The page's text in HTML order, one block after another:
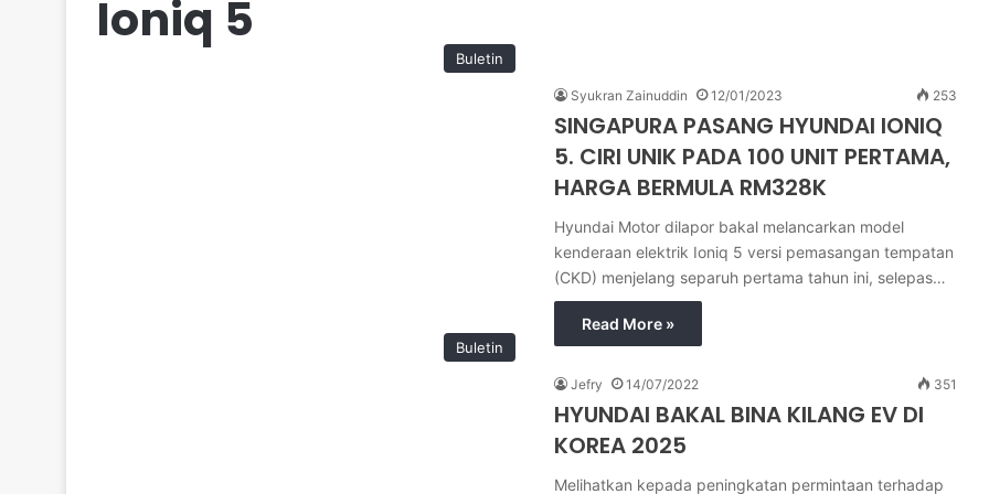
Ioniq 5
Buletin
Syukran Zainuddin 12/01/2023 253
SINGAPURA PASANG HYUNDAI IONIQ
5. CIRI UNIK PADA 100 UNIT PERTAMA,
HARGA BERMULA RM328K
Hyundai Motor dilapor bakal melancarkan model
kenderaan elektrik Ioniq 5 versi pemasangan tempatan
(CKD) menjelang separuh pertama tahun ini, selepas…
Read More »
Buletin
Jefry 14/07/2022 351
HYUNDAI BAKAL BINA KILANG EV DI
KOREA 2025
Melihatkan kepada peningkatan permintaan terhadap